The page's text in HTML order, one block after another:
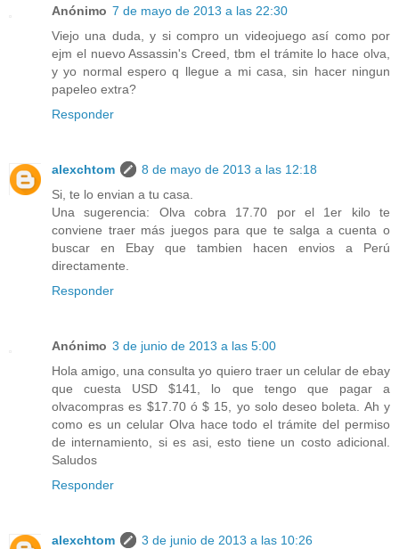
Anónimo 7 de mayo de 2013 a las 22:30
Viejo una duda, y si compro un videojuego así como por
ejm el nuevo Assassin's Creed, tbm el trámite lo hace olva,
y yo normal espero q llegue a mi casa, sin hacer ningun
papeleo extra?
Responder
alexchtom
8 de mayo de 2013 a las 12:18
Si, te lo envian a tu casa.
Una sugerencia: Olva cobra 17.70 por el 1er kilo te
conviene traer más juegos para que te salga a cuenta o
buscar en Ebay que tambien hacen envios a Perú
directamente.
Responder
Anónimo 3 de junio de 2013 a las 5:00
Hola amigo, una consulta yo quiero traer un celular de ebay
que cuesta USD $141, lo que tengo que pagar a
olvacompras es $17.70 ó $ 15, yo solo deseo boleta. Ah y
como es un celular Olva hace todo el trámite del permiso
de internamiento, si es asi, esto tiene un costo adicional.
Saludos
Responder
alexchtom
3 de junio de 2013 a las 10:26